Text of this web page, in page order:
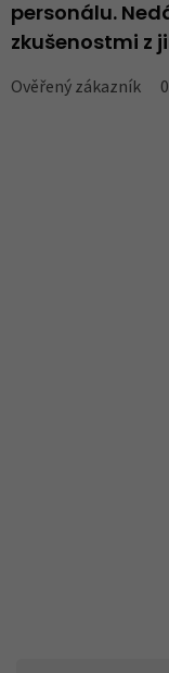
personálu.
zkušenostmi z
Ověřený zákazník